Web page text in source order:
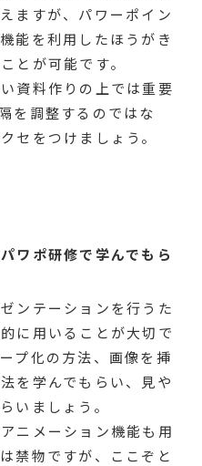
ますが、パワーポイン
能を利用したほうがき
とが可能です。
資料作りの上では重要
を調整するのではな
セをつけましょう。
ワポ研修で学んでもら
ンテーションを行うた
に用いることが大切で
プ化の方法、画像を挿
を学んでもらい、見や
いましょう。
ニメーション機能も用
禁物ですが、ここぞと